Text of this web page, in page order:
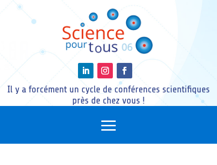
Il y a forcément un cycle de conférences scientifiques
près de chez vous !